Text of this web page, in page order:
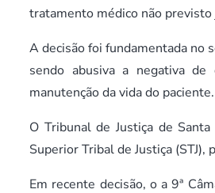
tratamento médico não
A decisão foi fundamentada no
sendo abusiva a negativa
manutenção da vida do paciente.
O Tribunal de Justiça de
Superior Tribal de Justiça
Em recente decisão, o a 9ª